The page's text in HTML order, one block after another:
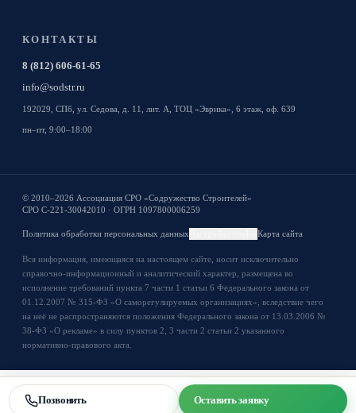
КОНТАКТЫ
8 (812) 606-61-65
info@sodstr.ru
192029, СПб, ул. Седова, д. 11, лит. А, ТОЦ «Эврика», 6 этаж, оф. 639
пн–пт, 9:00–18:00
© 2010–2026 Ассоциация СРО «Содружество Строителей»
СРО С-221-30042010 · ОГРН 1097800006259
Политика обработки персональных данных Карта сайта
Вся информация, имеющаяся на настоящем сайте, носит исключительно
справочно-информационный и аналитический характер, размещена во
исполнение требований пункта 7 части 1 статьи 6 Федерального закона от
01.12.2007 № 315-ФЗ «О саморегулируемых организациях», вследствие чего
на неё не распространяются положения Федерального закона от 13.03.2006 №
38-ФЗ «О рекламе» в силу пунктов 2, 3 части 2 статьи 2 указанного
нормативно-правового акта.
Позвонить Оставить заявку